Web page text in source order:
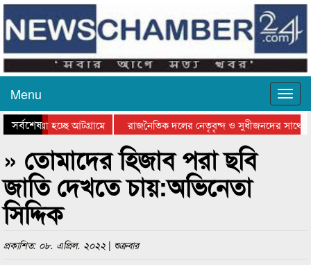
Menu
সর্বশেষ
যাওয়া হচ্ছে আটগ্রামে
রাজনৈতিক দলের নেতৃবৃন্দ ও সুধীজনদের সাথে
সিলেটে বাংলাদেশ গ্রুপ থিয়েটার ফেডারেশানের
» তোমাদের হিজাব পরা ছবি
জাতি দেখতে চায়:অভিনেতা
সিদ্দিক
প্রকাশিত: ০৮. এপ্রিল. ২০২২ | শুক্রবার